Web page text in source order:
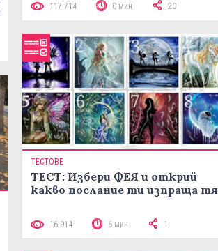
117 714 0 мин 20
ТЕСТОВЕ
ТЕСТ: Избери ФЕЯ и открий
какво послание ти изпраща тя
16 914 6 мин 1